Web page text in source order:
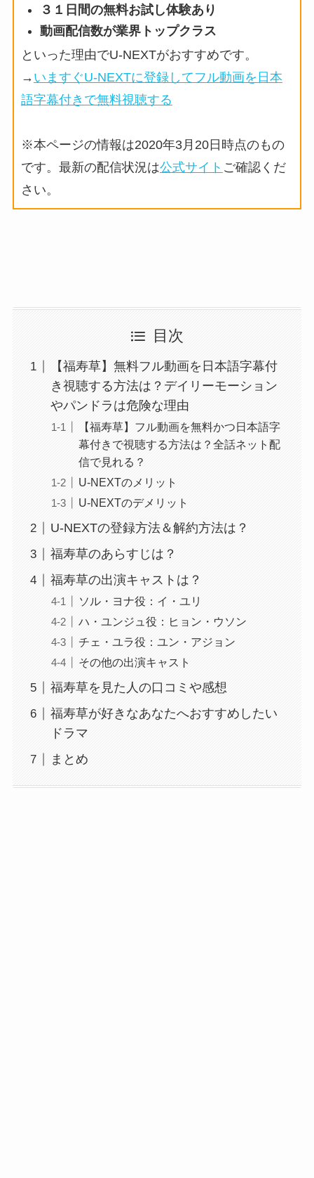
３１日間の無料お試し体験あり
動画配信数が業界トップクラス
といった理由でU-NEXTがおすすめです。
→ いますぐU-NEXTに登録してフル動画を日本
語字幕付きで無料視聴する
※本ページの情報は2020年3月20日時点のもの
です。最新の配信状況は公式サイト ご確認くだ
さい。
目次
【福寿草】無料フル動画を日本語字幕付
き視聴する方法は？デイリーモーション
やパンドラは危険な理由
【福寿草】フル動画を無料かつ日本語字
幕付きで視聴する方法は？全話ネット配
信で見れる？
U-NEXTのメリット
U-NEXTのデメリット
U-NEXTの登録方法＆解約方法は？
福寿草のあらすじは？
福寿草の出演キャストは？
ソル・ヨナ役：イ・ユリ
ハ・ユンジュ役：ヒョン・ウソン
チェ・ユラ役：ユン・アジョン
その他の出演キャスト
福寿草を見た人の口コミや感想
福寿草が好きなあなたへおすすめしたい
ドラマ
まとめ